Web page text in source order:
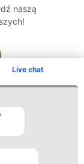
Live chat
naszą